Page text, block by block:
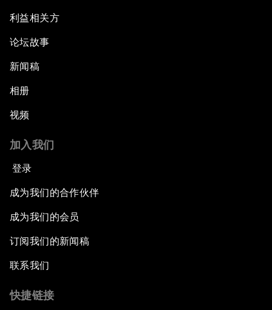
利益相关方
论坛故事
新闻稿
相册
视频
加入我们
登录
成为我们的合作伙伴
成为我们的会员
订阅我们的新闻稿
联系我们
快捷链接